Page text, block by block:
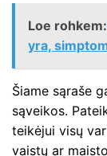
Loe rohkem:
yra,
Šiame sąraše
sąveikos.
teikėjui visų
vaistų ar